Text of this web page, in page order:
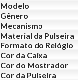
Modelo
Gênero
Mecanismo
Material da Pulseira
Formato do Relógio
Cor da Caixa
Cor do Mostrador
Cor da Pulseira